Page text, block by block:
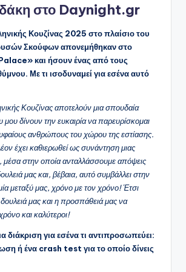
στο Daynight.gr
Κουζίνας 2025 στο πλαίσιο του
Σκούφων απονεμήθηκαν στο
και ήσουν ένας από τους
Με τι ισοδυναμεί για εσένα αυτό
Κουζίνας αποτελούν μια σπουδαία
δίνουν την ευκαιρία να παρευρίσκομαι
ανθρώπους του χώρου της εστίασης.
έχει καθιερωθεί ως συνάντηση μιας
μέσα στην οποία ανταλλάσσουμε απόψεις
μας και, βέβαια, αυτό συμβάλλει στην
μεταξύ μας, χρόνο με τον χρόνο! Έτσι
μας και η προσπάθειά μας να
και καλύτεροι!
διάκριση για εσένα τι αντιπροσωπεύει:
ή ένα crash test για το οποίο δίνεις